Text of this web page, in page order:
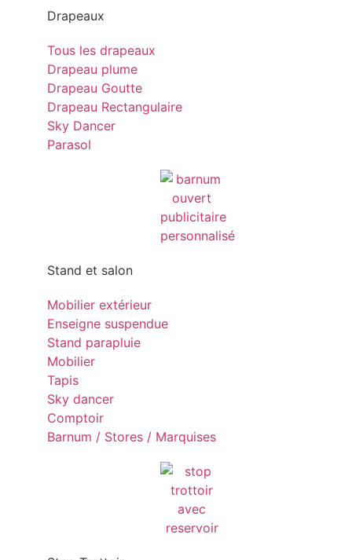
Drapeaux
Tous les drapeaux
Drapeau plume
Drapeau Goutte
Drapeau Rectangulaire
Sky Dancer
Parasol
Stand et salon
Mobilier extérieur
Enseigne suspendue
Stand parapluie
Mobilier
Tapis
Sky dancer
Comptoir
Barnum / Stores / Marquises